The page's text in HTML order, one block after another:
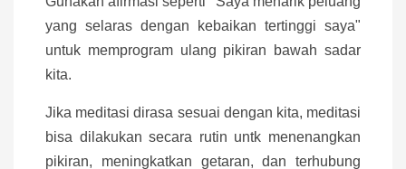
yang selaras dengan kebaikan tertinggi saya"
untuk memprogram ulang pikiran bawah sadar
kita.
Jika meditasi dirasa sesuai dengan kita, meditasi
bisa dilakukan secara rutin untk menenangkan
pikiran, meningkatkan getaran, dan terhubung